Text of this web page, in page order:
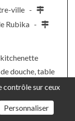
ville -
Rubika -
kitchenette
douche, table
prépa, bts,
Wifi fibre
contrôle sur ceux
Personnaliser